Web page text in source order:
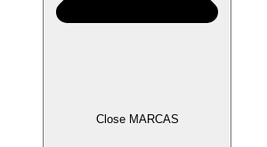
Close MARCAS